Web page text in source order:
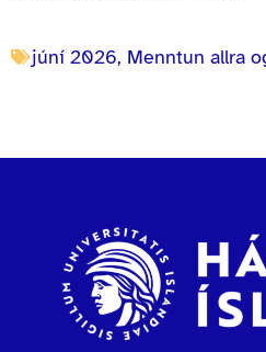
júní 2026, Menntun allra